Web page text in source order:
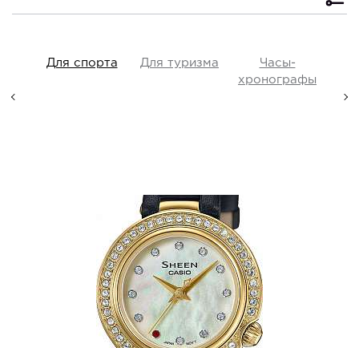
Для спорта Для туризма
Часы-
хронографы
Sheen
SHE-4565GSL-7A
i